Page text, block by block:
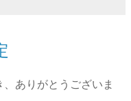
ありがとうございま